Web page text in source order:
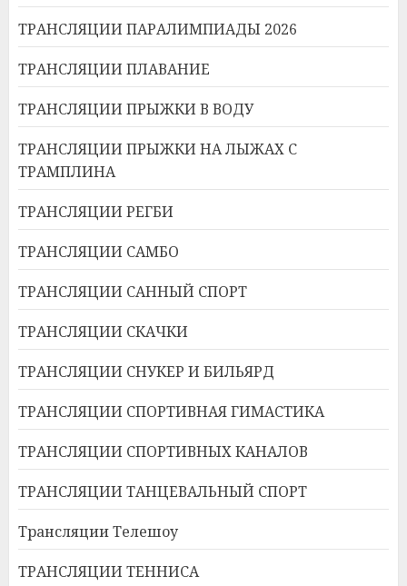
ТРАНСЛЯЦИИ ПАРАЛИМПИАДЫ 2026
ТРАНСЛЯЦИИ ПЛАВАНИЕ
ТРАНСЛЯЦИИ ПРЫЖКИ В ВОДУ
ТРАНСЛЯЦИИ ПРЫЖКИ НА ЛЫЖАХ С
ТРАМПЛИНА
ТРАНСЛЯЦИИ РЕГБИ
ТРАНСЛЯЦИИ САМБО
ТРАНСЛЯЦИИ САННЫЙ СПОРТ
ТРАНСЛЯЦИИ СКАЧКИ
ТРАНСЛЯЦИИ СНУКЕР И БИЛЬЯРД
ТРАНСЛЯЦИИ СПОРТИВНАЯ ГИМАСТИКА
ТРАНСЛЯЦИИ СПОРТИВНЫХ КАНАЛОВ
ТРАНСЛЯЦИИ ТАНЦЕВАЛЬНЫЙ СПОРТ
Трансляции Телешоу
ТРАНСЛЯЦИИ ТЕННИСА